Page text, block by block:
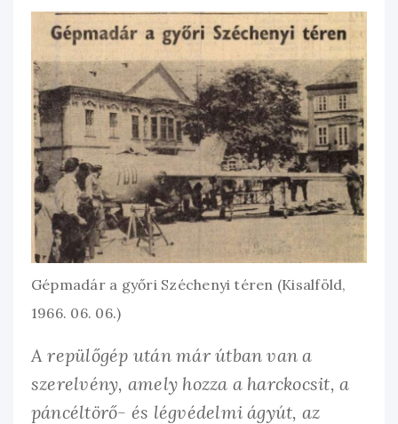
Gépmadár a győri Széchenyi téren (Kisalföld,
1966. 06. 06.)
A repülőgép után már útban van a
szerelvény, amely hozza a harckocsit, a
páncéltörő- és légvédelmi ágyút, az